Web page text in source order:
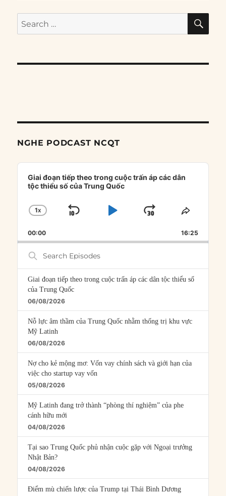
Search
for:
NGHE PODCAST NCQT
Audio
Player
Giai đoạn tiếp theo trong cuộc trấn áp các dân
tộc thiểu số của Trung Quốc
CHANGE
RATE
1X
SKIP
PLAYJUMP
FORWARD
SHARE
00:00 16:25
Search
Episodes
Giai đoạn tiếp theo trong cuộc trấn áp các dân tộc thiểu số
của Trung Quốc
06/08/2026
Nỗ lực âm thầm của Trung Quốc nhằm thống trị khu vực
Mỹ Latinh
06/08/2026
Nợ cho kẻ mộng mơ: Vốn vay chính sách và giới hạn của
việc cho startup vay vốn
05/08/2026
Mỹ Latinh đang trở thành “phòng thí nghiệm” của phe
cánh hữu mới
04/08/2026
Tại sao Trung Quốc phủ nhận cuộc gặp với Ngoại trưởng
Nhật Bản?
04/08/2026
Điểm mù chiến lược của Trump tại Thái Bình Dương